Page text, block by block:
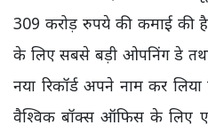
309 करोड़ रुपये की कमाई की
के लिए सबसे बड़ी ओपनिंग डे
नया रिकॉर्ड अपने नाम कर
वैश्विक बॉक्स ऑफिस के लिए